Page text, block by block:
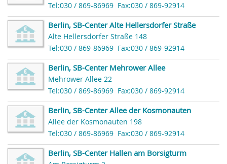
Tel:030 / 869-86969 Fax:030 / 869-92914
Berlin, SB-Center Alte Hellersdorfer Straße
Alte Hellersdorfer Straße 148
Tel:030 / 869-86969 Fax:030 / 869-92914
Berlin, SB-Center Mehrower Allee
Mehrower Allee 22
Tel:030 / 869-86969 Fax:030 / 869-92914
Berlin, SB-Center Allee der Kosmonauten
Allee der Kosmonauten 198
Tel:030 / 869-86969 Fax:030 / 869-92914
Berlin, SB-Center Hallen am Borsigturm